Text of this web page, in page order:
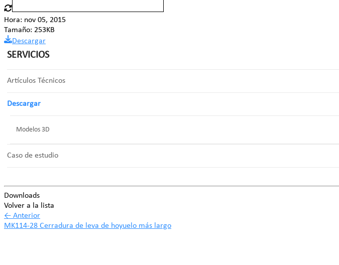
Hora: nov 05, 2015
Tamaño: 253KB
Descargar
SERVICIOS
Artículos Técnicos
Descargar
Modelos 3D
Caso de estudio
Downloads
Volver a la lista
← Anterior
MK114-28 Cerradura de leva de hoyuelo más largo